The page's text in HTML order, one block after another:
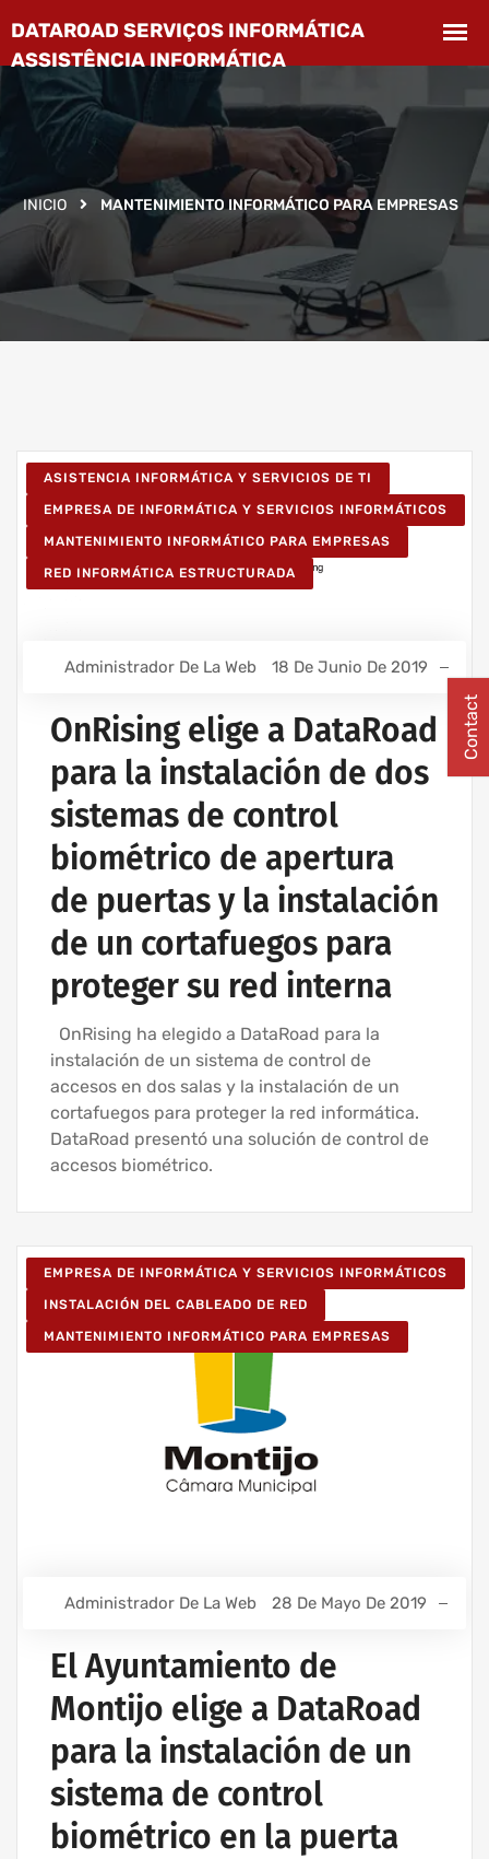
INICIO MANTENIMIENTO INFORMÁTICO PARA EMPRESAS
ASISTENCIA INFORMÁTICA Y SERVICIOS DE TI
EMPRESA DE INFORMÁTICA Y SERVICIOS INFORMÁTICOS
MANTENIMIENTO INFORMÁTICO PARA EMPRESAS
RED INFORMÁTICA ESTRUCTURADA
Administrador De La Web 18 De Junio De 2019
OnRising elige a DataRoad
para la instalación de dos
sistemas de control
biométrico de apertura
de puertas y la instalación
de un cortafuegos para
proteger su red interna
OnRising ha elegido a DataRoad para la
instalación de un sistema de control de
accesos en dos salas y la instalación de un
cortafuegos para proteger la red informática.
DataRoad presentó una solución de control de
accesos biométrico.
EMPRESA DE INFORMÁTICA Y SERVICIOS INFORMÁTICOS
INSTALACIÓN DEL CABLEADO DE RED
MANTENIMIENTO INFORMÁTICO PARA EMPRESAS
Administrador De La Web 28 De Mayo De 2019
El Ayuntamiento de
Montijo elige a DataRoad
para la instalación de un
sistema de control
biométrico en la puerta
Contact